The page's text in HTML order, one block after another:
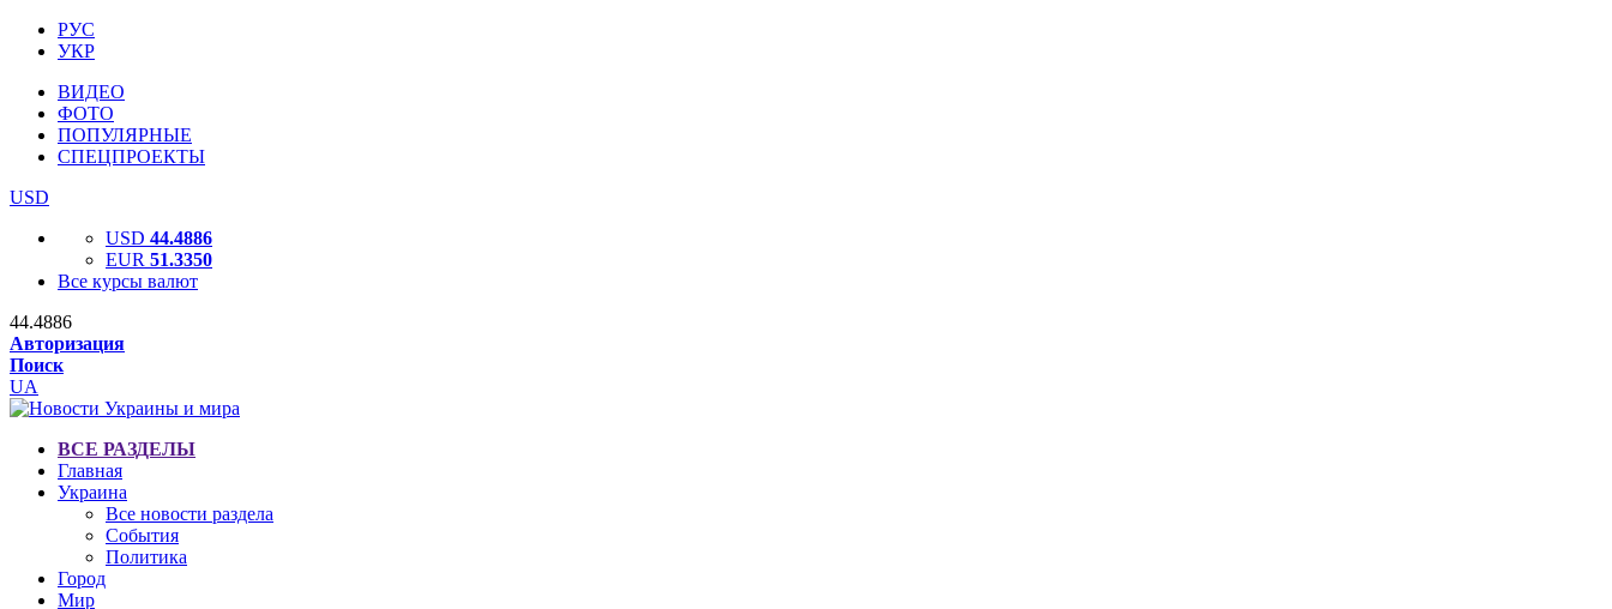
РУС
УКР
ВИДЕО
ФОТО
ПОПУЛЯРНЫЕ
СПЕЦПРОЕКТЫ
USD
USD 44.4886
EUR 51.3350
Все курсы валют
44.4886
Авторизация
Поиск
UA
ВСЕ РАЗДЕЛЫ
Главная
Украина
Все новости раздела
События
Политика
Город
Мир